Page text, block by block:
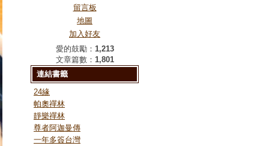
留言板
地圖
加入好友
愛的鼓勵： 1,213
文章篇數： 1,801
連結書籤
24緣
帕奧禪林
靜樂禪林
尊者阿迦曼傳
一年多簽台灣